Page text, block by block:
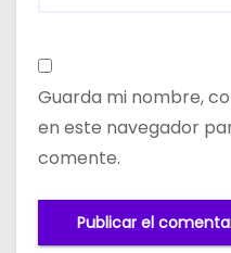
Guarda mi nombre,
en este navegador
comente.